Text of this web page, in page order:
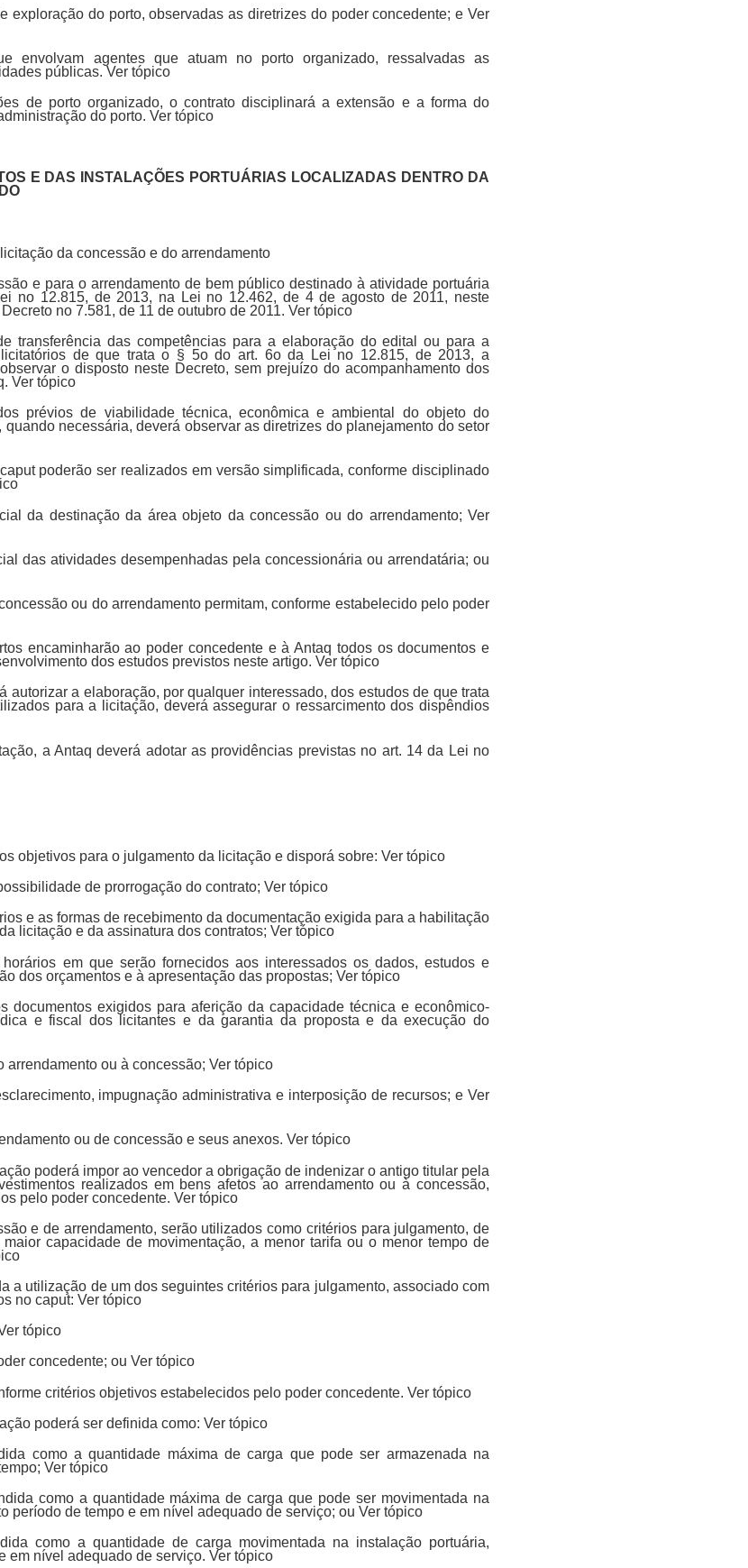
exploração do porto, observadas as diretrizes do poder concedente; e Ver
envolvam agentes que atuam no porto organizado, ressalvadas as
públicas. Ver tópico
de porto organizado, o contrato disciplinará a extensão e a forma do
do porto. Ver tópico
E DAS INSTALAÇÕES PORTUÁRIAS LOCALIZADAS DENTRO DA
da concessão e do arrendamento
e para o arrendamento de bem público destinado à atividade portuária
no 12.815, de 2013, na Lei no 12.462, de 4 de agosto de 2011, neste
no 7.581, de 11 de outubro de 2011. Ver tópico
transferência das competências para a elaboração do edital ou para a
licitatórios de que trata o § 5o do art. 6o da Lei no 12.815, de 2013, a
o disposto neste Decreto, sem prejuízo do acompanhamento dos
Ver tópico
prévios de viabilidade técnica, econômica e ambiental do objeto do
necessária, deverá observar as diretrizes do planejamento do setor
poderão ser realizados em versão simplificada, conforme disciplinado
da destinação da área objeto da concessão ou do arrendamento; Ver
das atividades desempenhadas pela concessionária ou arrendatária; ou
ou do arrendamento permitam, conforme estabelecido pelo poder
encaminharão ao poder concedente e à Antaq todos os documentos e
dos estudos previstos neste artigo. Ver tópico
autorizar a elaboração, por qualquer interessado, dos estudos de que trata
para a licitação, deverá assegurar o ressarcimento dos dispêndios
a Antaq deverá adotar as providências previstas no art. 14 da Lei no
objetivos para o julgamento da licitação e disporá sobre: Ver tópico
de prorrogação do contrato; Ver tópico
e as formas de recebimento da documentação exigida para a habilitação
licitação e da assinatura dos contratos; Ver tópico
em que serão fornecidos aos interessados os dados, estudos e
dos orçamentos e à apresentação das propostas; Ver tópico
documentos exigidos para aferição da capacidade técnica e econômico-
e fiscal dos licitantes e da garantia da proposta e da execução do
arrendamento ou à concessão; Ver tópico
impugnação administrativa e interposição de recursos; e Ver
ou de concessão e seus anexos. Ver tópico
poderá impor ao vencedor a obrigação de indenizar o antigo titular pela
realizados em bens afetos ao arrendamento ou à concessão,
pelo poder concedente. Ver tópico
e de arrendamento, serão utilizados como critérios para julgamento, de
capacidade de movimentação, a menor tarifa ou o menor tempo de
a utilização de um dos seguintes critérios para julgamento, associado com
no caput: Ver tópico
tópico
concedente; ou Ver tópico
critérios objetivos estabelecidos pelo poder concedente. Ver tópico
poderá ser definida como: Ver tópico
como a quantidade máxima de carga que pode ser armazenada na
Ver tópico
como a quantidade máxima de carga que pode ser movimentada na
período de tempo e em nível adequado de serviço; ou Ver tópico
como a quantidade de carga movimentada na instalação portuária,
em nível adequado de serviço. Ver tópico